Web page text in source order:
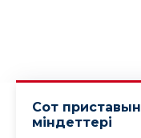
Сот
міндеттері